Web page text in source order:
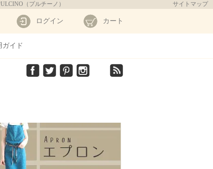
（プルチーノ） サイトマップ
ログイン カート
ガイド